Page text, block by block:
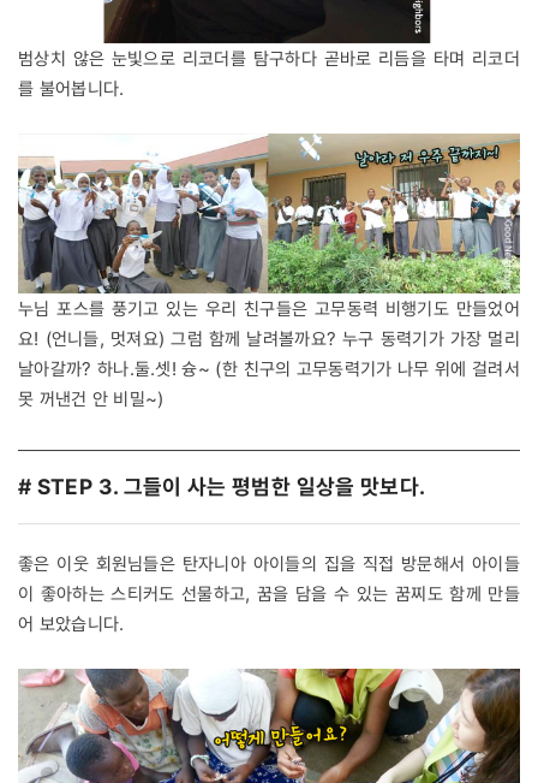
범상치 않은 눈빛으로 리코더를 탐구하다 곧바로 리듬을 타며 리코더
를 불어봅니다.
누님 포스를 풍기고 있는 우리 친구들은 고무동력 비행기도 만들었어
요! (언니들, 멋져요) 그럼 함께 날려볼까요? 누구 동력기가 가장 멀리
날아갈까? 하나.둘.셋! 슝~ (한 친구의 고무동력기가 나무 위에 걸려서
못 꺼낸건 안 비밀~)
# STEP 3. 그들이 사는 평범한 일상을 맛보다.
좋은 이웃 회원님들은 탄자니아 아이들의 집을 직접 방문해서 아이들
이 좋아하는 스티커도 선물하고, 꿈을 담을 수 있는 꿈찌도 함께 만들
어 보았습니다.